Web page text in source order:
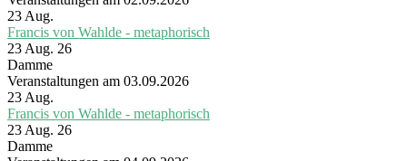
23 Aug.
Francis von Wahlde - metaphorisch
23 Aug. 26
Damme
Veranstaltungen am 03.09.2026
23 Aug.
Francis von Wahlde - metaphorisch
23 Aug. 26
Damme